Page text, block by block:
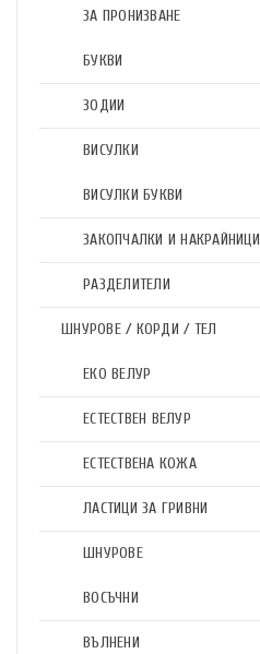
ЗА ПРОНИЗВАНЕ
БУКВИ
ЗОДИИ
ВИСУЛКИ
ВИСУЛКИ БУКВИ
ЗАКОПЧАЛКИ И НАКРАЙНИЦИ
РАЗДЕЛИТЕЛИ
ШНУРОВЕ / КОРДИ / ТЕЛ
ЕКО ВЕЛУР
ЕСТЕСТВЕН ВЕЛУР
ЕСТЕСТВЕНА КОЖА
ЛАСТИЦИ ЗА ГРИВНИ
ШНУРОВЕ
ВОСЪЧНИ
ВЪЛНЕНИ